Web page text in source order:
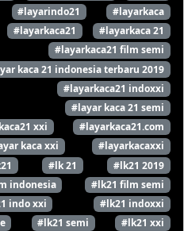
#layarindo21
#layarkaca
#layarkaca21
#layarkaca 21
#layarkaca21 film semi
kaca 21 indonesia terbaru 2019
#layarkaca21 indoxxi
#layar kaca 21 semi
xxi
#layarkaca21.com
kaca xxi
#layarkacaxxi
#lk 21
#lk21 2019
indonesia
#lk21 film semi
indo xxi
#lk21 indoxxi
#lk21 semi
#lk21 xxi